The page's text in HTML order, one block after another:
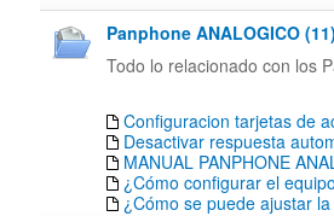
Panphone ANALOGICO (11)
Todo lo relacionado con los
Configuracion tarjetas de
Desactivar respuesta
MANUAL PANPHONE
¿Cómo configurar el
¿Cómo se puede ajustar